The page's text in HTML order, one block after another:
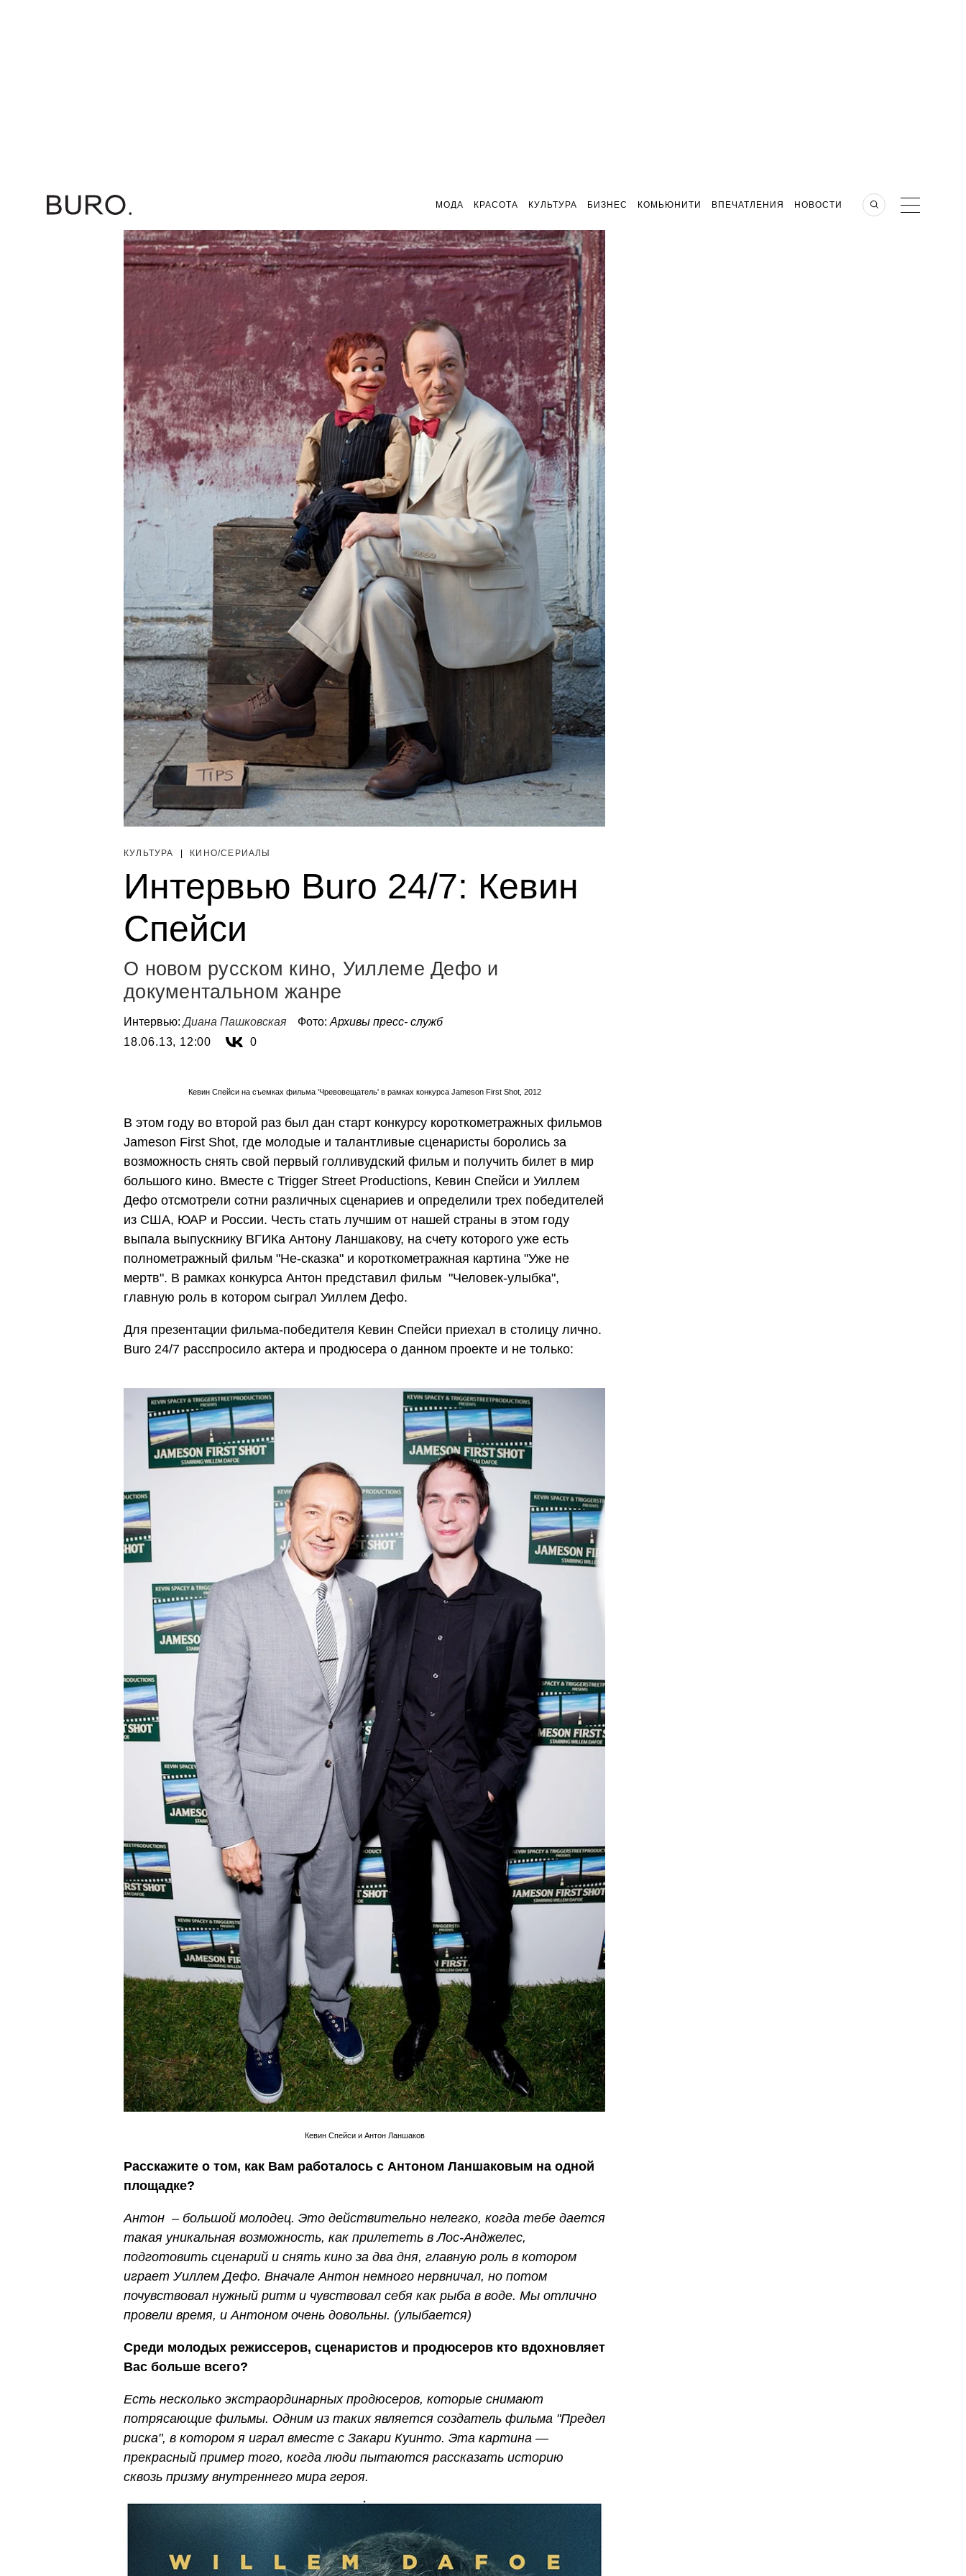
МОДА КРАСОТА КУЛЬТУРА БИЗНЕС КОМЬЮНИТИ ВПЕЧАТЛЕНИЯ НОВОСТИ
КУЛЬТУРА КИНО/СЕРИАЛЫ
Интервью Buro 24/7: Кевин
Спейси
О новом русском кино, Уиллеме Дефо и
документальном жанре
Интервью:Диана Пашковская Фото: Архивы пресс- служб
18.06.13, 12:00
0
Кевин Спейси на съемках фильма 'Чревовещатель' в рамках конкурса Jameson First Shot, 2012
В этом году во второй раз был дан старт конкурсу короткометражных фильмов
Jameson First Shot, где молодые и талантливые сценаристы боролись за
возможность снять свой первый голливудский фильм и получить билет в мир
большого кино. Вместе с Trigger Street Productions, Кевин Спейси и Уиллем
Дефо отсмотрели сотни различных сценариев и определили трех победителей
из США, ЮАР и России. Честь стать лучшим от нашей страны в этом году
выпала выпускнику ВГИКа Антону Ланшакову, на счету которого уже есть
полнометражный фильм "Не-сказка" и короткометражная картина "Уже не
мертв". В рамках конкурса Антон представил фильм "Человек-улыбка",
главную роль в котором сыграл Уиллем Дефо.
Для презентации фильма-победителя Кевин Спейси приехал в столицу лично.
Buro 24/7 расспросило актера и продюсера о данном проекте и не только:
Кевин Спейси и Антон Ланшаков
Расскажите о том, как Вам работалось с Антоном Ланшаковым на одной
площадке?
Антон – большой молодец. Это действительно нелегко, когда тебе дается
такая уникальная возможность, как прилететь в Лос-Анджелес,
подготовить сценарий и снять кино за два дня, главную роль в котором
играет Уиллем Дефо. Вначале Антон немного нервничал, но потом
почувствовал нужный ритм и чувствовал себя как рыба в воде. Мы отлично
провели время, и Антоном очень довольны. (улыбается)
Среди молодых режиссеров, сценаристов и продюсеров кто вдохновляет
Вас больше всего?
Есть несколько экстраординарных продюсеров, которые снимают
потрясающие фильмы. Одним из таких является создатель фильма "Предел
риска", в котором я играл вместе с Закари Куинто. Эта картина —
прекрасный пример того, когда люди пытаются рассказать историю
сквозь призму внутреннего мира героя.